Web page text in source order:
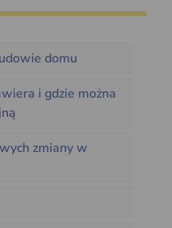
domu
i gdzie można
zmiany w